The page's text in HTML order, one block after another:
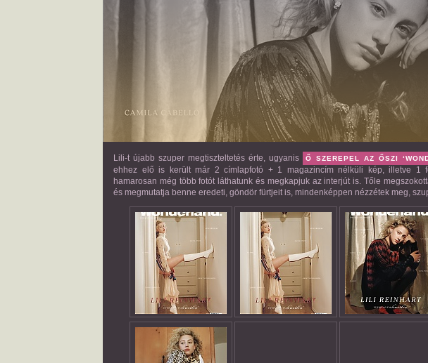
Lili-t újabb szuper megtiszteltetés érte, ugyanis Ő SZEREPEL AZ ŐSZI
ehhez elő is került már 2 címlapfotó + 1 magazincím nélküli kép, illetve 1
hamarosan még több fotót láthatunk és megkapjuk az interjút is. Tőle
és megmutatja benne eredeti, göndör fürtjeit is, mindenképpen nézzétek meg,